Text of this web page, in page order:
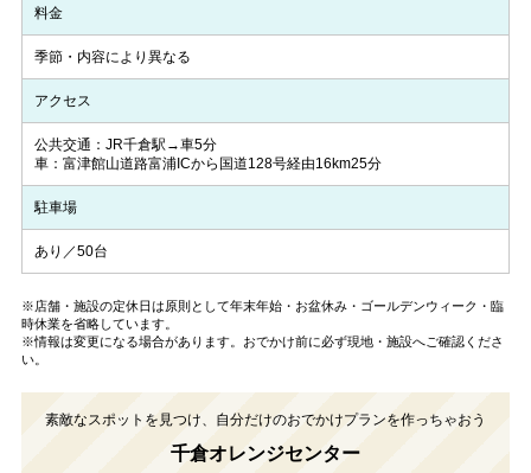
料金
季節・内容により異なる
アクセス
公共交通：JR千倉駅→車5分
車：富津館山道路富浦ICから国道128号経由16km25分
駐車場
あり／50台
※店舗・施設の定休日は原則として年末年始・お盆休み・ゴールデンウィーク・臨
時休業を省略しています。
※情報は変更になる場合があります。おでかけ前に必ず現地・施設へご確認くださ
い。
素敵なスポットを見つけ、自分だけのおでかけプランを作っちゃおう
千倉オレンジセンター